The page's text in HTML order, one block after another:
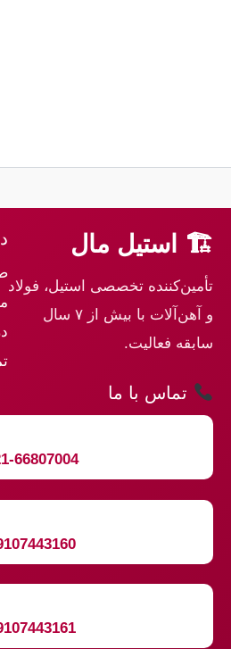
🏗 استیل مال
تأمین‌کننده تخصصی استیل، فولاد
و آهن‌آلات با بیش از ۷ سال
سابقه فعالیت.
تماس با ما
66807004